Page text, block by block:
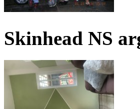
Skinhead NS